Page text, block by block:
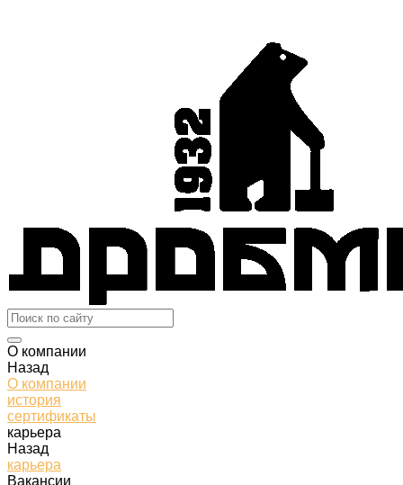
О компании
Назад
О компании
история
сертификаты
карьера
Назад
карьера
Вакансии